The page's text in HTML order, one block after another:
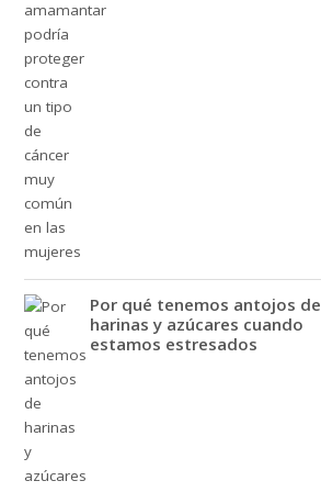
Por qué tenemos antojos de
harinas y azúcares cuando
estamos estresados